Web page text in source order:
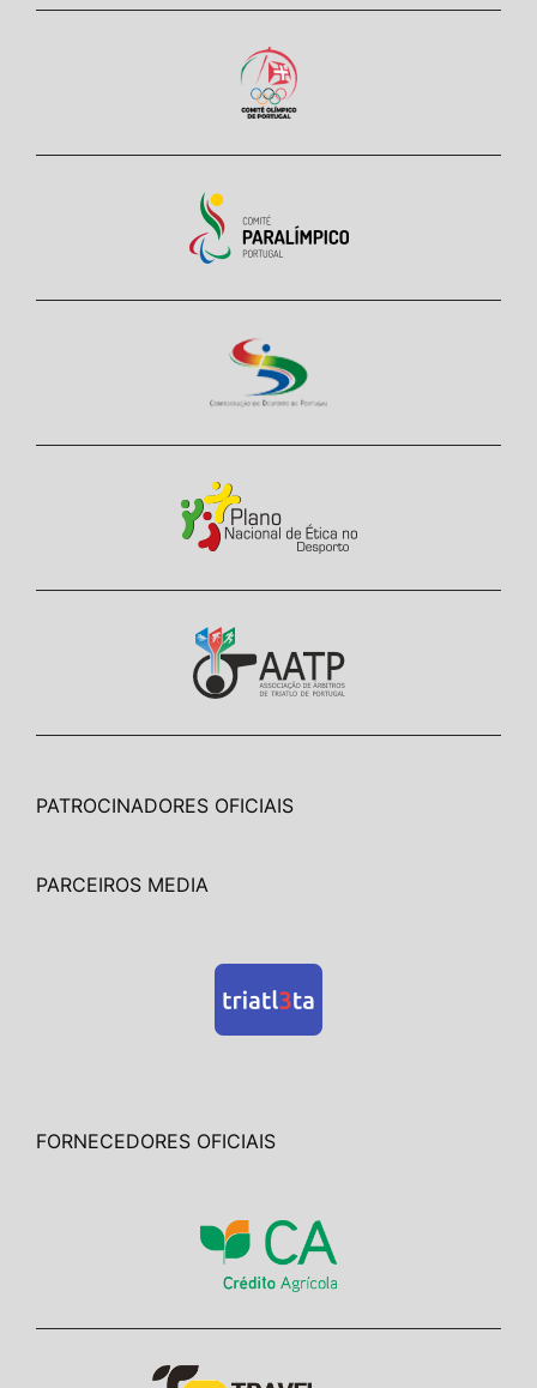
PATROCINADORES OFICIAIS
PARCEIROS MEDIA
FORNECEDORES OFICIAIS